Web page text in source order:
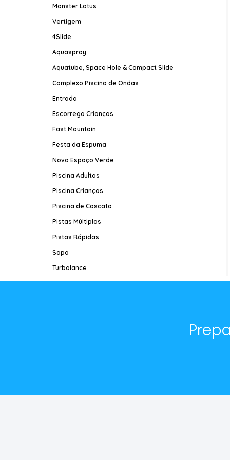
Monster Lotus
Vertigem
4Slide
Aquaspray
Aquatube, Space Hole & Compact Slide
Complexo Piscina de Ondas
Entrada
Escorrega Crianças
Fast Mountain
Festa da Espuma
Novo Espaço Verde
Piscina Adultos
Piscina Crianças
Piscina de Cascata
Pistas Múltiplas
Pistas Rápidas
Sapo
Turbolance